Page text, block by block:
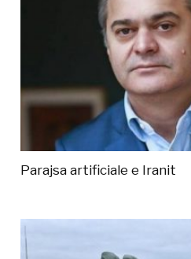
Parajsa artificiale e Iranit